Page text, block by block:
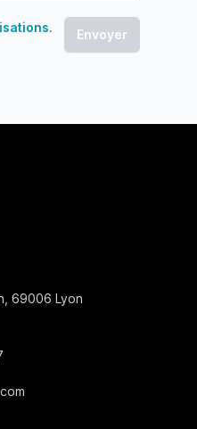
.
69006 Lyon